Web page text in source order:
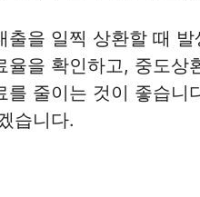
출을 일찍 상환할 때
율을 확인하고, 중도상
를 줄이는 것이 좋습
습니다.